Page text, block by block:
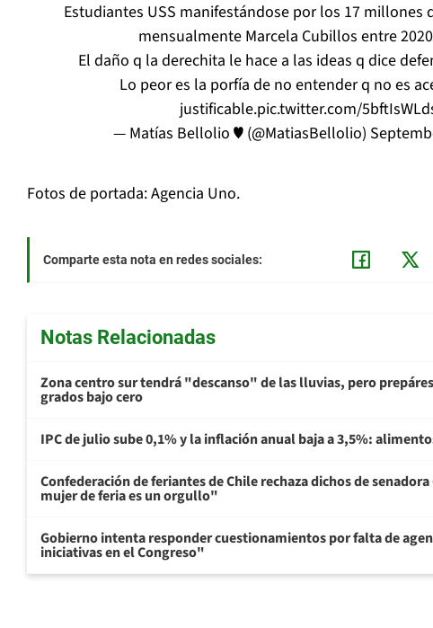
Estudiantes USS manifestándose por los 17 millones
mensualmente Marcela Cubillos entre
El daño q la derechita le hace a las ideas q dice
Lo peor es la porfía de no entender q no es
justificable.pic.twitter.com/
— Matías Bellolio ♥️ (@MatiasBellolio)
Fotos de portada: Agencia Uno.
Comparte esta nota en redes sociales:
Notas Relacionadas
Zona centro sur tendrá "descanso" de las lluvias, pero
grados bajo cero
IPC de julio sube 0,1% y la inflación anual baja a 3,5%:
Confederación de feriantes de Chile rechaza dichos de
mujer de feria es un orgullo"
Gobierno intenta responder cuestionamientos por falta de
iniciativas en el Congreso"